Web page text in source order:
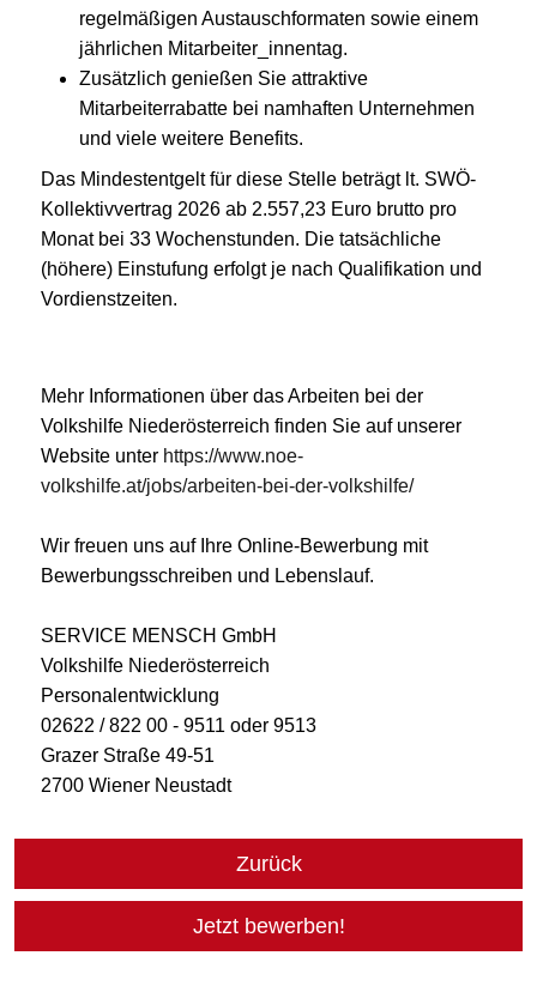
regelmäßigen Austauschformaten sowie einem
jährlichen Mitarbeiter_innentag.
Zusätzlich genießen Sie attraktive
Mitarbeiterrabatte bei namhaften Unternehmen
und viele weitere Benefits.
Das Mindestentgelt für diese Stelle beträgt lt. SWÖ-
Kollektivvertrag 2026 ab 2.557,23 Euro brutto pro
Monat bei 33 Wochenstunden. Die tatsächliche
(höhere) Einstufung erfolgt je nach Qualifikation und
Vordienstzeiten.
Mehr Informationen über das Arbeiten bei der
Volkshilfe Niederösterreich finden Sie auf unserer
Website unter https://www.noe-
volkshilfe.at/jobs/arbeiten-bei-der-volkshilfe/
Wir freuen uns auf Ihre Online-Bewerbung mit
Bewerbungsschreiben und Lebenslauf.
SERVICE MENSCH GmbH
Volkshilfe Niederösterreich
Personalentwicklung
02622 / 822 00 - 9511 oder 9513
Grazer Straße 49-51
2700 Wiener Neustadt
Zurück
Jetzt bewerben!